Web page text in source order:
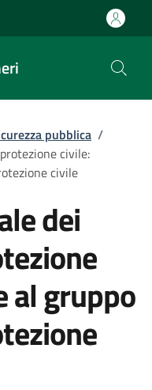
pubblica /
civile:
civile
dei
al gruppo